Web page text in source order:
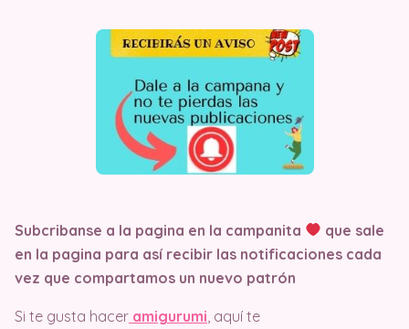
Subcribanse a la pagina en la campanita
que sale
en la pagina para así recibir las notificaciones cada
vez que compartamos un nuevo patrón
Si te gusta hacer amigurumi , aquí te